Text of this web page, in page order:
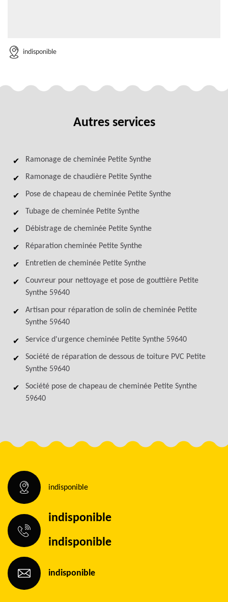
indisponible
Autres services
Ramonage de cheminée Petite Synthe
Ramonage de chaudière Petite Synthe
Pose de chapeau de cheminée Petite Synthe
Tubage de cheminée Petite Synthe
Débistrage de cheminée Petite Synthe
Réparation cheminée Petite Synthe
Entretien de cheminée Petite Synthe
Couvreur pour nettoyage et pose de gouttière Petite
Synthe 59640
Artisan pour réparation de solin de cheminée Petite
Synthe 59640
Service d'urgence cheminée Petite Synthe 59640
Société de réparation de dessous de toiture PVC Petite
Synthe 59640
Société pose de chapeau de cheminée Petite Synthe
59640
indisponible
indisponible
indisponible
indisponible